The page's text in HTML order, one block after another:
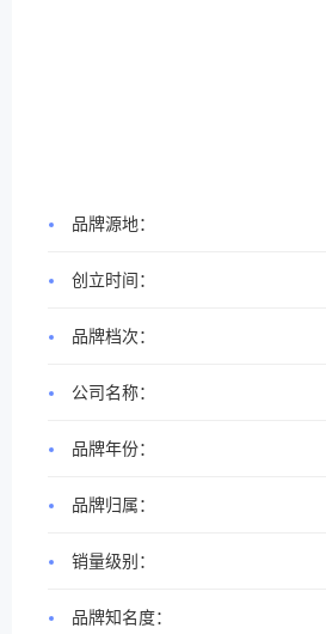
品牌源地：
创立时间：
品牌档次：
公司名称：
品牌年份：
品牌归属：
销量级别：
品牌知名度：